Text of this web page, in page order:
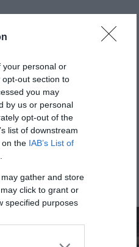
your personal or
out section to
you may
by us or personal
opt-out of the
list of downstream
on the IAB’s List of
gather and store
click to grant or
specified purposes